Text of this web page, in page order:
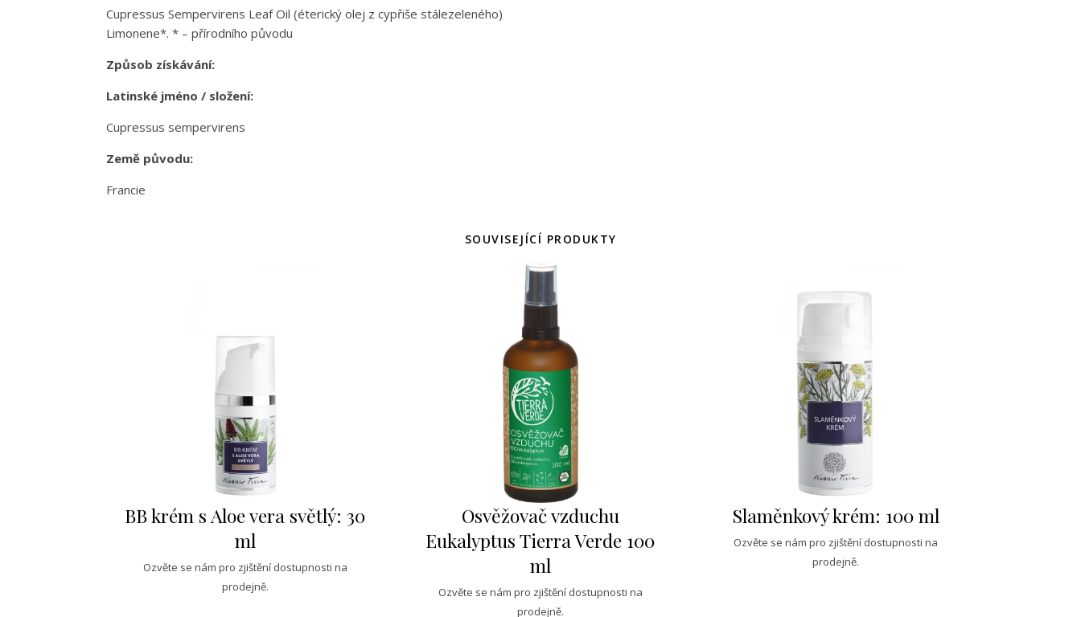
Cupressus Sempervirens Leaf Oil (éterický olej z cypřiše stálezeleného)
Limonene*. * – přírodního původu
Způsob získávání:
Latinské jméno / složení:
Cupressus sempervirens
Země původu:
Francie
SOUVISEJÍCÍ PRODUKTY
BB krém s Aloe vera světlý: 30
ml
Ozvěte se nám pro zjištění dostupnosti na
prodejně.
Osvěžovač vzduchu
Eukalyptus Tierra Verde 100
ml
Ozvěte se nám pro zjištění dostupnosti na
prodejně.
Slaměnkový krém: 100 ml
Ozvěte se nám pro zjištění dostupnosti na
prodejně.